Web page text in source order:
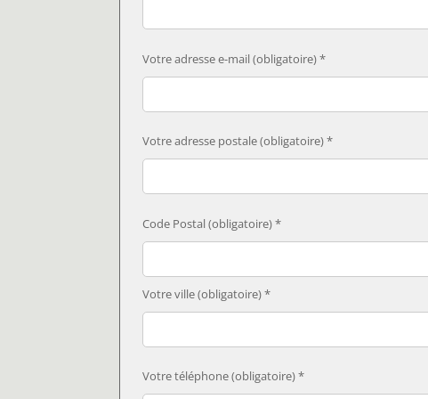
Votre adresse e-mail (obligatoire) *
Votre adresse postale (obligatoire) *
Code Postal (obligatoire) *
Votre ville (obligatoire) *
Votre téléphone (obligatoire) *